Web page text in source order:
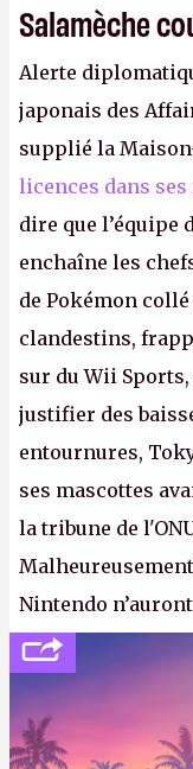
Salamèche
Alerte
japonais des
supplié la
licences dans ses
dire que l’équipe
enchaîne les
de Pokémon
clandestins,
sur du Wii
justifier des
entournures,
ses mascottes
la tribune de
Nintendo
la mort
strike à tour de
d'étaler sa
souvenirs